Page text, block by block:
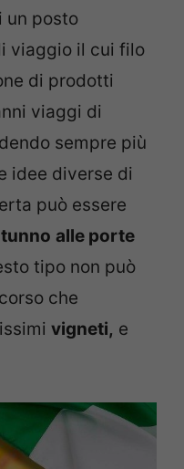
un posto
viaggio il cui filo
di prodotti
viaggi di
sempre più
idee diverse di
può essere
alle porte
tipo non può
che
vigneti, e